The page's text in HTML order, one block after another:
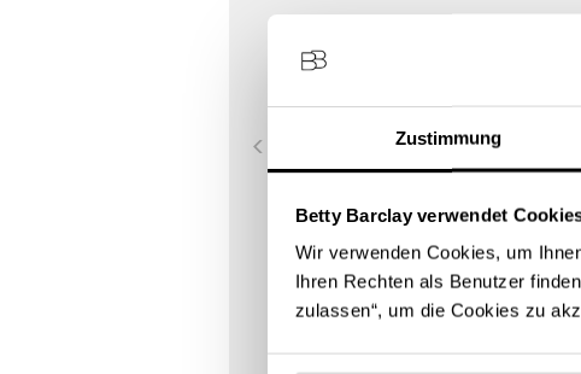
Zustimmung
Betty Barclay verwendet
Wir verwenden Cookies, um
Ihren Rechten als Benutzer
zulassen“, um die Cookies zu
Route berechnen